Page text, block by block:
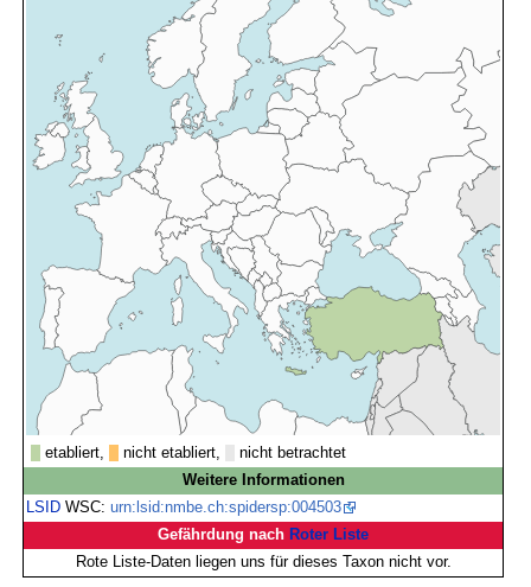
etabliert, nicht etabliert,
nicht betrachtet
Weitere Informationen
LSID WSC:urn:lsid:nmbe.ch:spidersp:004503
Gefährdung nach Roter Liste
Rote Liste-Daten liegen uns für dieses Taxon nicht vor.